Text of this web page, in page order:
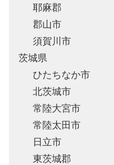
耶麻郡
郡山市
須賀川市
茨城県
ひたちなか市
北茨城市
常陸大宮市
常陸太田市
日立市
東茨城郡